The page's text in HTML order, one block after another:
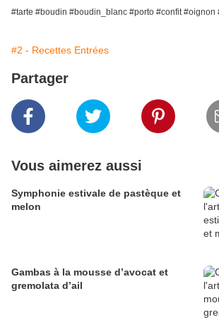
#tarte #boudin #boudin_blanc #porto #confit #oignon
#2 - Recettes Entrées
Partager
Vous aimerez aussi
Symphonie estivale de pastèque et
melon
Gambas à la mousse d’avocat et
gremolata d’ail